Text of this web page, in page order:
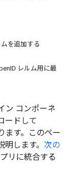
を追加する
レルム用に最
ン コンポーネ
ードして
ます。このペー
します。 次の
リに統合する